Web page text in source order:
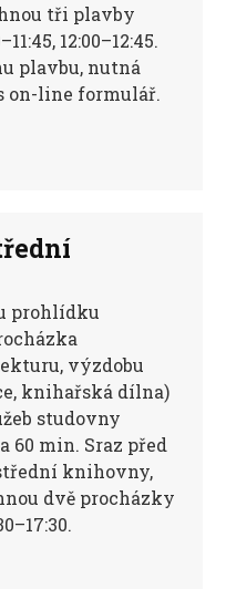
tři plavby
12:00–12:45.
plavbu, nutná
on-line formulář.
prohlídku
výzdobu
knihařská dílna)
studovny
60 min. Sraz před
knihovny,
dvě procházky